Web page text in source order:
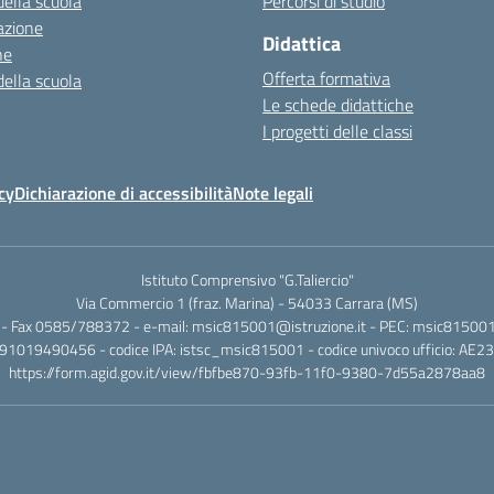
scuola
Didattica
Offerta formativa
Le schede didattiche
I progetti delle classi
Dichiarazione di accessibilitàNote legali
Istituto Comprensivo "G.Taliercio"
Via Commercio 1 (fraz. Marina) - 54033 Carrara (MS)
Fax 0585/788372 - e-mail: msic815001@istruzione.it - PEC:
- codice IPA: istsc_msic815001 - codice univoco ufficio:
https://form.agid.gov.it/view/fbfbe870-93fb-11f0-9380-7d55a2878aa8